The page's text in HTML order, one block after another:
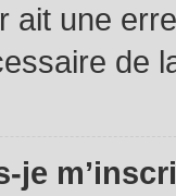
ait une
de
je